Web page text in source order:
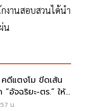
านสอบสวนได้นำ
น
ดีแตงโม ขีดเส้น
อัจฉริยะ-ตร.” ให้
น.